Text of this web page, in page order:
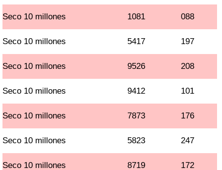
Seco 10 millones 1081 088
Seco 10 millones 5417 197
Seco 10 millones 9526 208
Seco 10 millones 9412 101
Seco 10 millones 7873 176
Seco 10 millones 5823 247
Seco 10 millones 8719 172